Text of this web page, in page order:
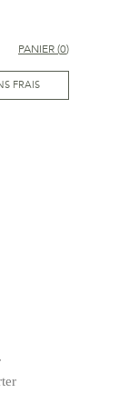
PANIER(0)
FRAIS